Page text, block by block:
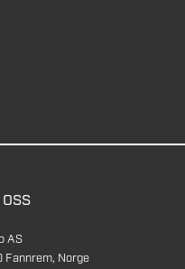
AS
Norge